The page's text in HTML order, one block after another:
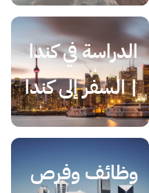
الدراسة في كندا
| السفر إلى كندا
وظائف وفرص